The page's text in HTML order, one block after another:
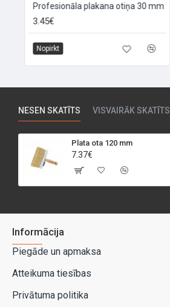
Profesionāla plakana otiņa 30 mm
3.45€
Nopirkt
NESEN SKATĪTS VISVAIRĀK SKATĪTS
Plata ota 120 mm
7.37€
Informācija
Piegāde un apmaksa
Atteikuma tiesības
Privātuma politika